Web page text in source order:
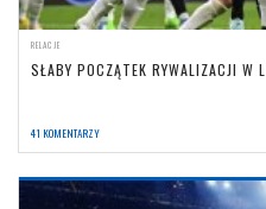
RELACJE
SŁABY POCZĄTEK RYWALIZACJI W
41 KOMENTARZY